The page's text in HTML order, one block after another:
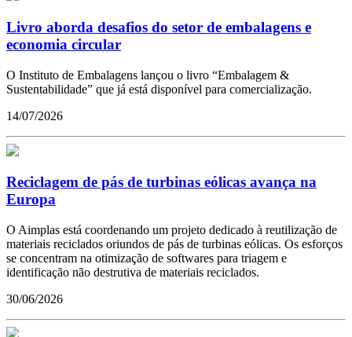
Livro aborda desafios do setor de embalagens e
economia circular
O Instituto de Embalagens lançou o livro “Embalagem &
Sustentabilidade” que já está disponível para comercialização.
14/07/2026
Reciclagem de pás de turbinas eólicas avança na
Europa
O Aimplas está coordenando um projeto dedicado à reutilização de
materiais reciclados oriundos de pás de turbinas eólicas. Os esforços
se concentram na otimização de softwares para triagem e
identificação não destrutiva de materiais reciclados.
30/06/2026